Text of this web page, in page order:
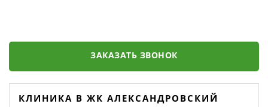
ЗАКАЗАТЬ ЗВОНОК
КЛИНИКА В ЖК АЛЕКСАНДРОВСКИЙ